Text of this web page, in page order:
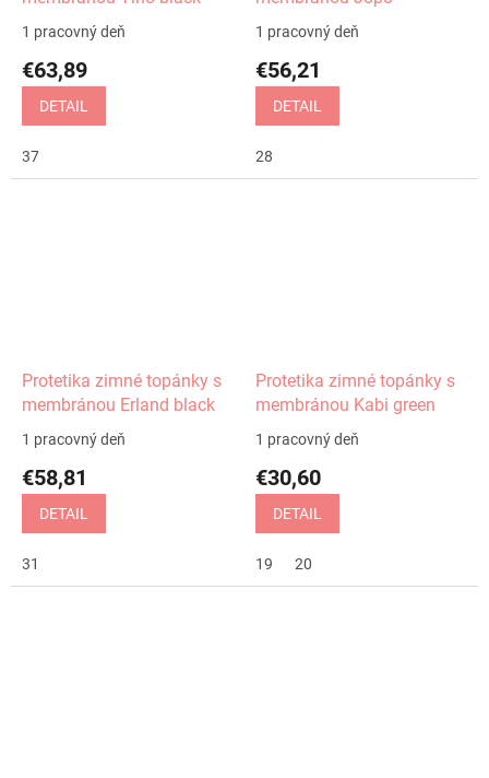
1 pracovný deň
€63,89
DETAIL
37
1 pracovný deň
€56,21
DETAIL
28
Protetika zimné topánky s
membránou Erland black
1 pracovný deň
€58,81
DETAIL
31
Protetika zimné topánky s
membránou Kabi green
1 pracovný deň
€30,60
DETAIL
19 20